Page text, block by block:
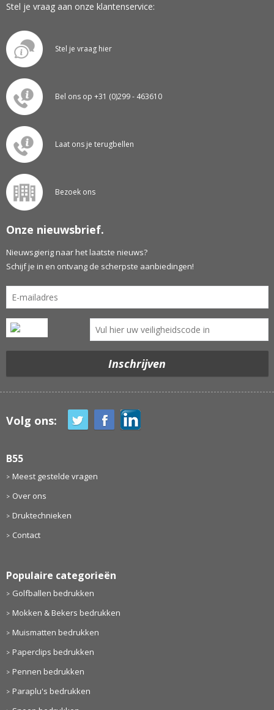
Stel je vraag aan onze klantenservice:
Stel je vraag hier
Bel ons op +31 (0)299 - 463610
Laat ons je terugbellen
Bezoek ons
Onze nieuwsbrief.
Nieuwsgierig naar het laatste nieuws?
Schijf je in en ontvang de scherpste aanbiedingen!
Volg ons:
B55
Meest gestelde vragen
Over ons
Druktechnieken
Contact
Populaire categorieën
Golfballen bedrukken
Mokken & Bekers bedrukken
Muismatten bedrukken
Paperclips bedrukken
Pennen bedrukken
Paraplu's bedrukken